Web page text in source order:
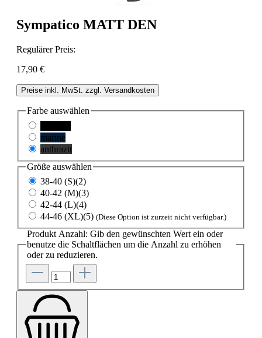
Sympatico MATT DEN
Regulärer Preis:
17,90 €
Preise inkl. MwSt. zzgl. Versandkosten
Farbe auswählen
marine
anthrazit
Größe auswählen
38-40 (S)(2)
40-42 (M)(3)
42-44 (L)(4)
44-46 (XL)(5) (Diese Option ist zurzeit nicht verfügbar.)
Produkt Anzahl: Gib den gewünschten Wert ein oder
benutze die Schaltflächen um die Anzahl zu erhöhen
oder zu reduzieren.